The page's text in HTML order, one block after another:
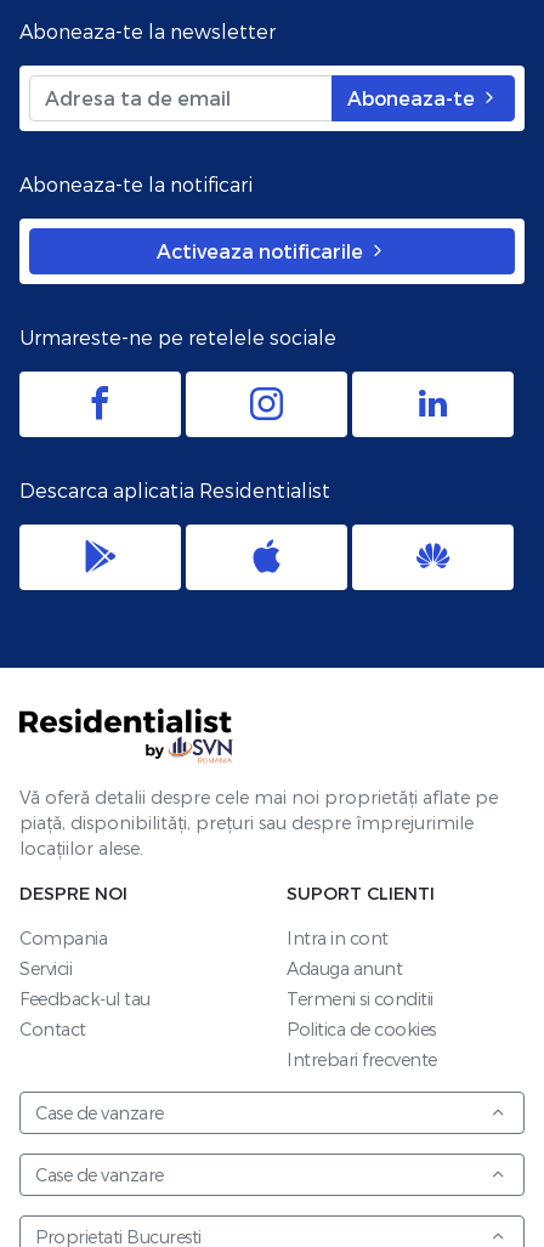
Aboneaza-te la newsletter
Aboneaza-te
Aboneaza-te la notificari
Activeaza notificarile
Urmareste-ne pe retelele sociale
Descarca aplicatia Residentialist
Vă oferă detalii despre cele mai noi proprietăți aflate pe
piață, disponibilități, prețuri sau despre împrejurimile
locațiilor alese.
DESPRE NOI
Compania
Servicii
Feedback-ul tau
Contact
SUPORT CLIENTI
Intra in cont
Adauga anunt
Termeni si conditii
Politica de cookies
Intrebari frecvente
Case de vanzare
Case de vanzare
Proprietati Bucuresti